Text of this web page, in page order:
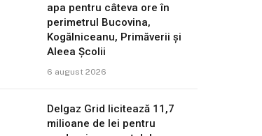
apa pentru câteva ore în
perimetrul Bucovina,
Kogălniceanu, Primăverii și
Aleea Școlii
6 august 2026
Delgaz Grid licitează 11,7
milioane de lei pentru